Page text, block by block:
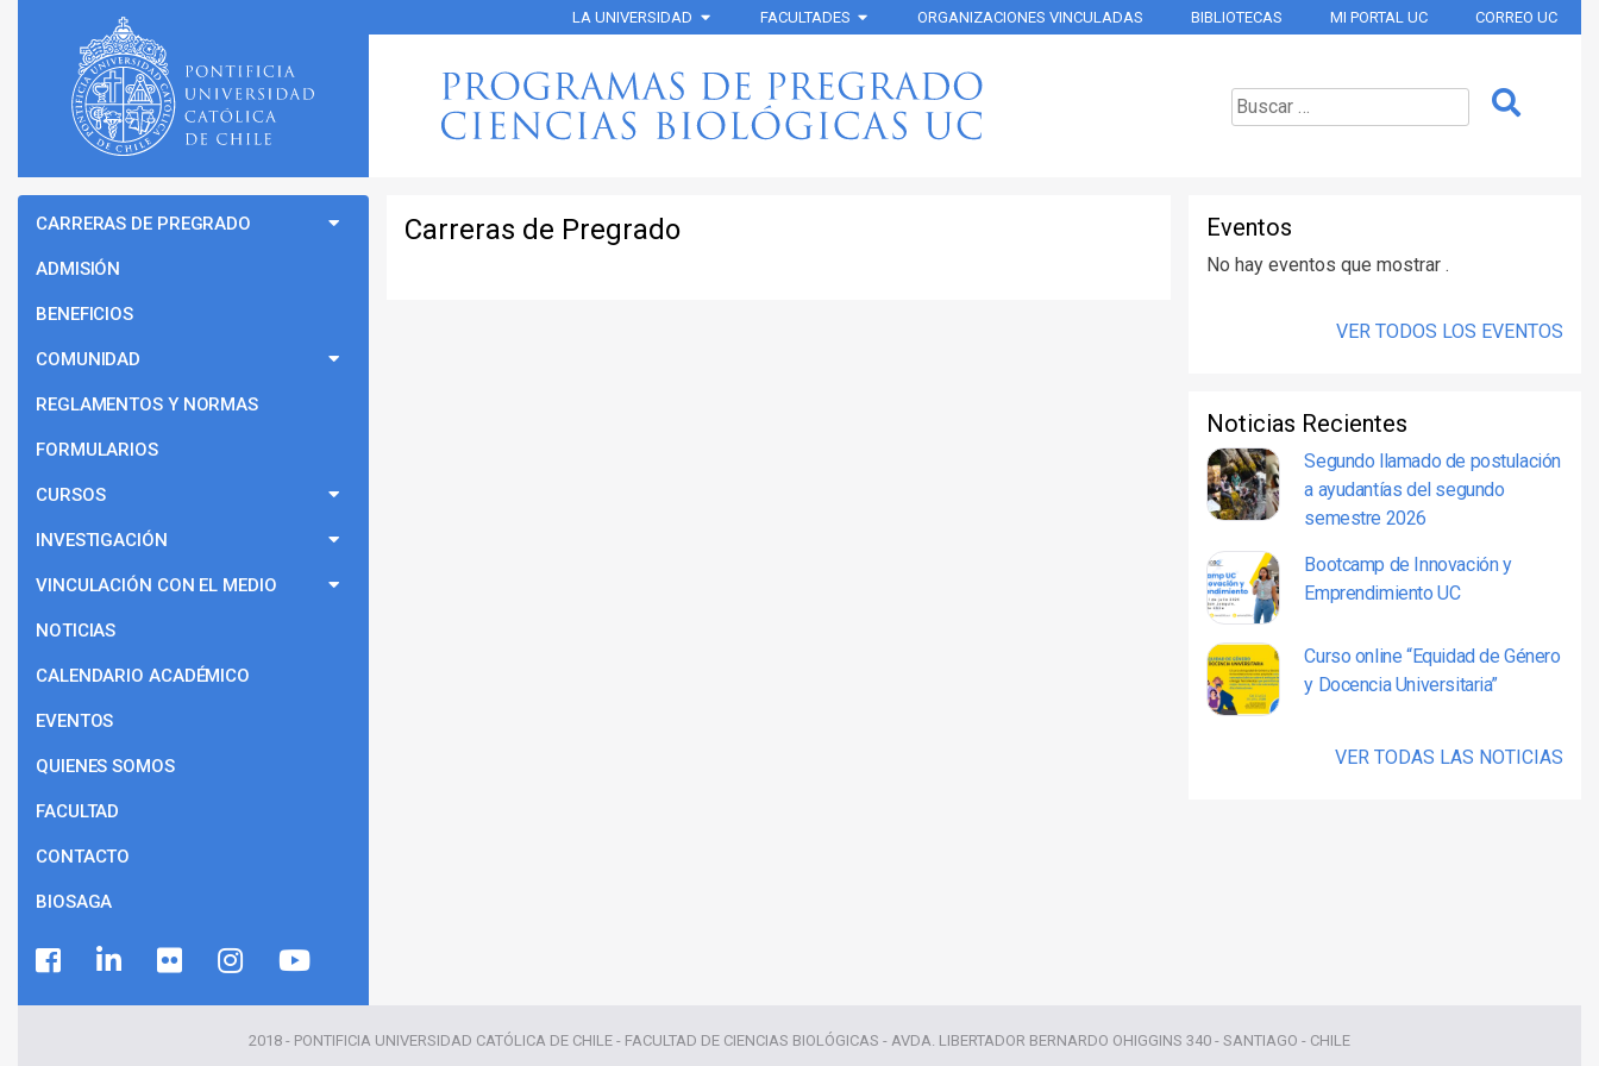
LA UNIVERSIDAD FACULTADES ORGANIZACIONES VINCULADAS BIBLIOTECAS MI PORTAL UC CORREO UC
Carreras de Pregrado
CARRERAS DE PREGRADO
ADMISIÓN
BENEFICIOS
COMUNIDAD
REGLAMENTOS Y NORMAS
FORMULARIOS
CURSOS
INVESTIGACIÓN
VINCULACIÓN CON EL MEDIO
NOTICIAS
CALENDARIO ACADÉMICO
EVENTOS
QUIENES SOMOS
FACULTAD
CONTACTO
BIOSAGA
Eventos
No hay eventos que mostrar .
VER TODOS LOS EVENTOS
Noticias Recientes
Segundo llamado de postulación
a ayudantías del segundo
semestre 2026
Bootcamp de Innovación y
Emprendimiento UC
Curso online “Equidad de Género
y Docencia Universitaria”
VER TODAS LAS NOTICIAS
2018 - PONTIFICIA UNIVERSIDAD CATÓLICA DE CHILE - FACULTAD DE CIENCIAS BIOLÓGICAS - AVDA. LIBERTADOR BERNARDO OHIGGINS 340 - SANTIAGO - CHILE